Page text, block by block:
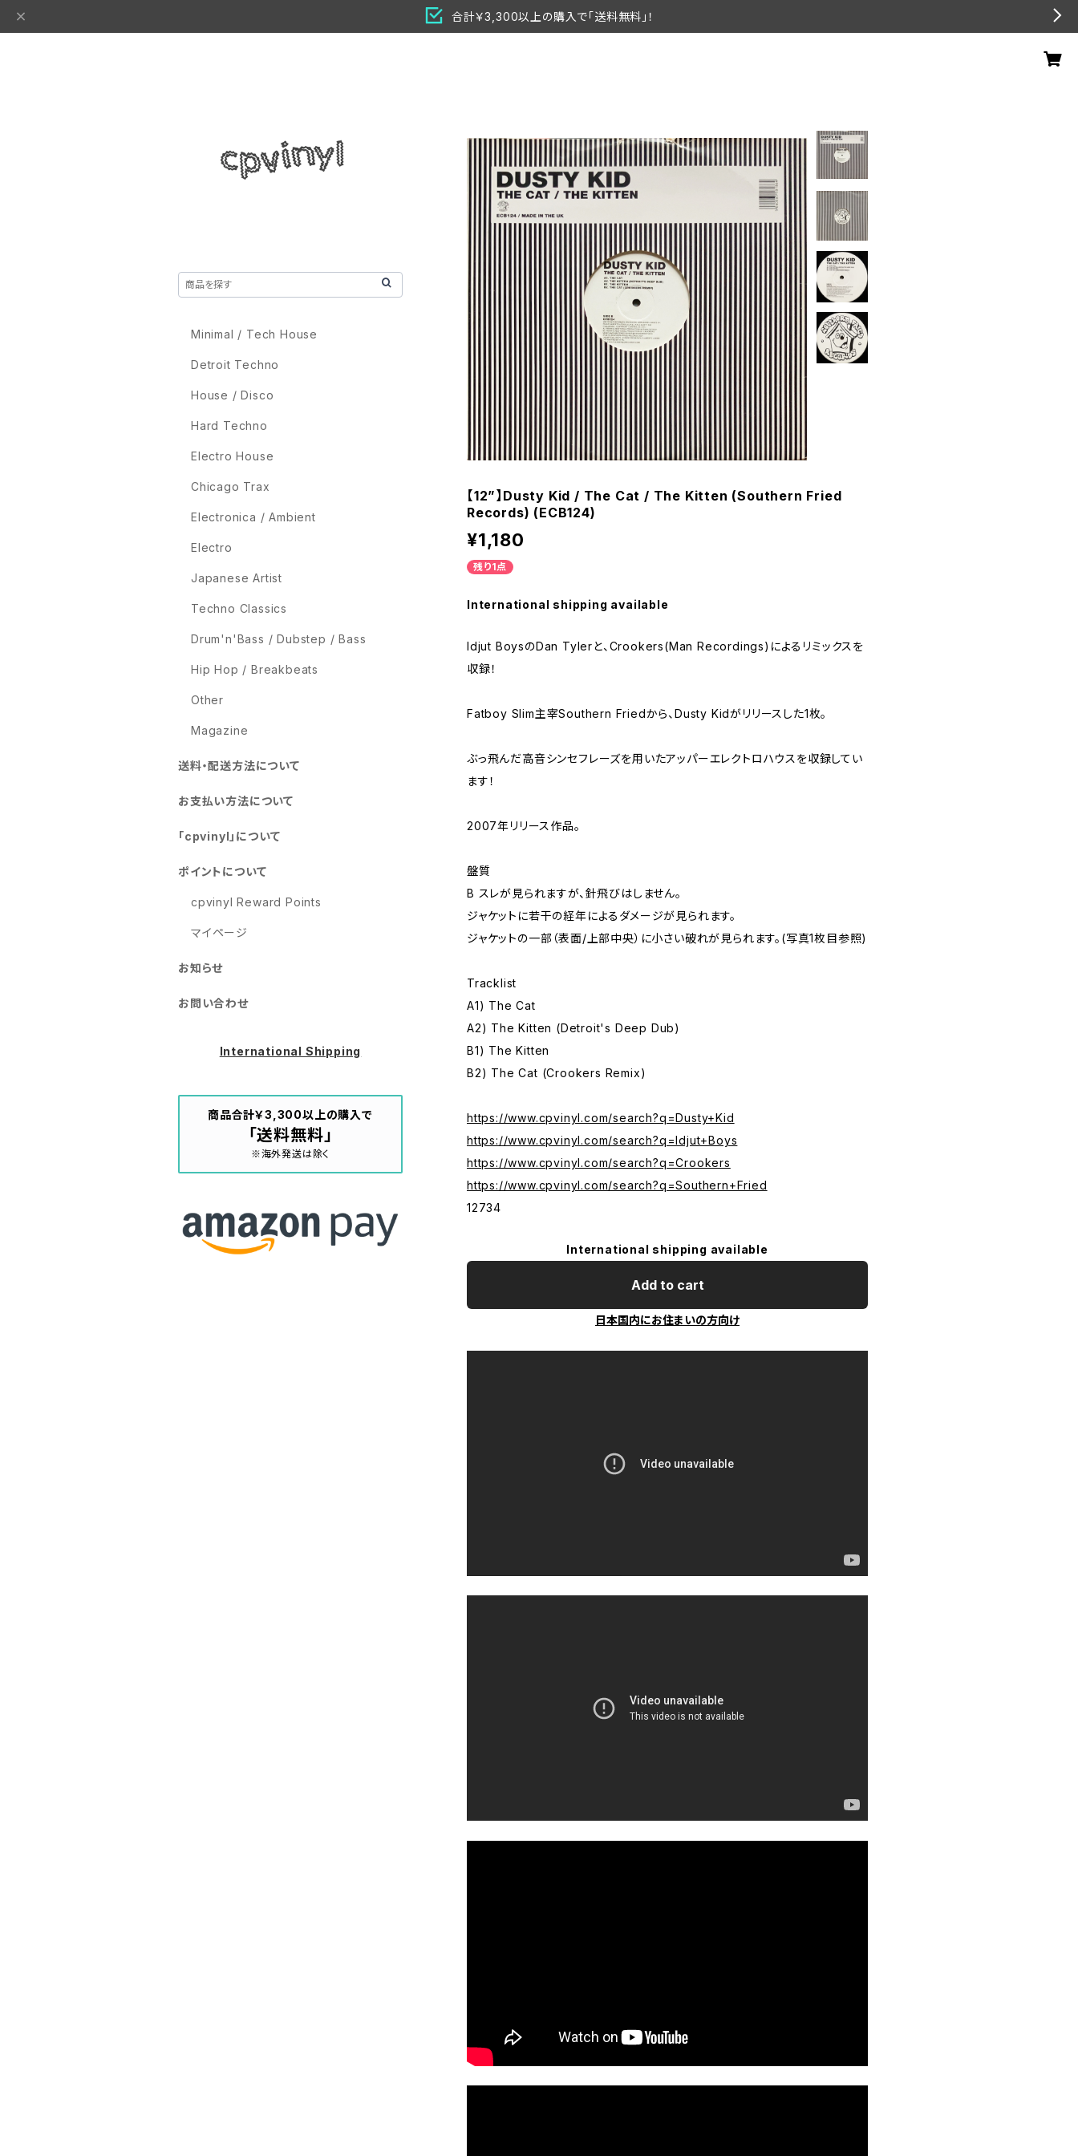
合計￥3,300以上の購入で「送料無料」！
【12”】Dusty Kid / The Cat / The Kitten (Southern Fried
Records) (ECB124)
¥1,180
残り1点
International shipping available
Idjut BoysのDan Tylerと、Crookers(Man Recordings)によるリミックスを
収録！
Fatboy Slim主宰Southern Friedから、Dusty Kidがリリースした1枚。
ぶっ飛んだ高音シンセフレーズを用いたアッパーエレクトロハウスを収録してい
ます！
2007年リリース作品。
盤質
B スレが見られますが、針飛びはしません。
ジャケットに若干の経年によるダメージが見られます。
ジャケットの一部（表面/上部中央）に小さい破れが見られます。(写真1枚目参照)
Tracklist
A1) The Cat
A2) The Kitten (Detroit's Deep Dub)
B1) The Kitten
B2) The Cat (Crookers Remix)
https://www.cpvinyl.com/search?q=Dusty+Kid
https://www.cpvinyl.com/search?q=Idjut+Boys
https://www.cpvinyl.com/search?q=Crookers
https://www.cpvinyl.com/search?q=Southern+Fried
12734
International shipping available
Add to cart
日本国内にお住まいの方向け
Minimal / Tech House
Detroit Techno
House / Disco
Hard Techno
Electro House
Chicago Trax
Electronica / Ambient
Electro
Japanese Artist
Techno Classics
Drum'n'Bass / Dubstep / Bass
Hip Hop / Breakbeats
Other
Magazine
送料・配送方法について
お支払い方法について
「cpvinyl」について
ポイントについて
cpvinyl Reward Points
マイページ
お知らせ
お問い合わせ
International Shipping
商品合計￥3,300以上の購入で
「送料無料」
※海外発送は除く